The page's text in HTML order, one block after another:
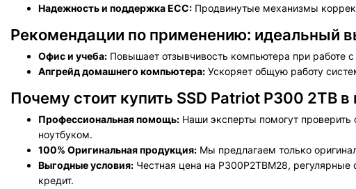
Надежность и поддержка ECC: Продвинутые механизмы
Рекомендации по применению: идеальный
Офис и учеба: Повышает отзывчивость компьютера при работе
Апгрейд домашнего компьютера: Ускоряет общую работу
Почему стоит купить SSD Patriot P300 2TB
Профессиональная помощь: Наши эксперты помогут проверить
ноутбуком.
100% Оригинальная продукция: Мы предлагаем только
Выгодные условия: Честная цена на P300P2TBM28,
кредит.